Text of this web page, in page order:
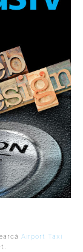
Airport Taxi